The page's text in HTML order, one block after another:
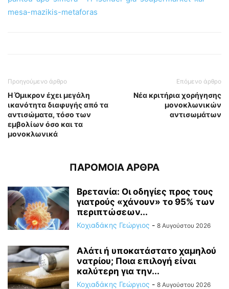
mesa-mazikis-metaforas
Προηγούμενο άρθρο
Η Όμικρον έχει μεγάλη
ικανότητα διαφυγής από τα
αντισώματα, τόσο των
εμβολίων όσο και τα
μονοκλωνικά
Επόμενο άρθρο
Νέα κριτήρια χορήγησης
μονοκλωνικών
αντισωμάτων
ΠΑΡΟΜΟΙΑ ΑΡΘΡΑ
Βρετανία: Οι οδηγίες προς τους
γιατρούς «χάνουν» το 95% των
περιπτώσεων...
Κοχιαδάκης Γεώργιος - 8 Αυγούστου 2026
Αλάτι ή υποκατάστατο χαμηλού
νατρίου; Ποια επιλογή είναι
καλύτερη για την...
Κοχιαδάκης Γεώργιος - 8 Αυγούστου 2026